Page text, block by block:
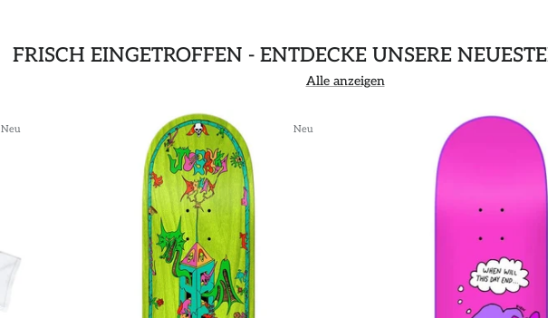
FRISCH EINGETROFFEN - ENTDECKE UNSERE
Alle anzeigen
Neu Neu